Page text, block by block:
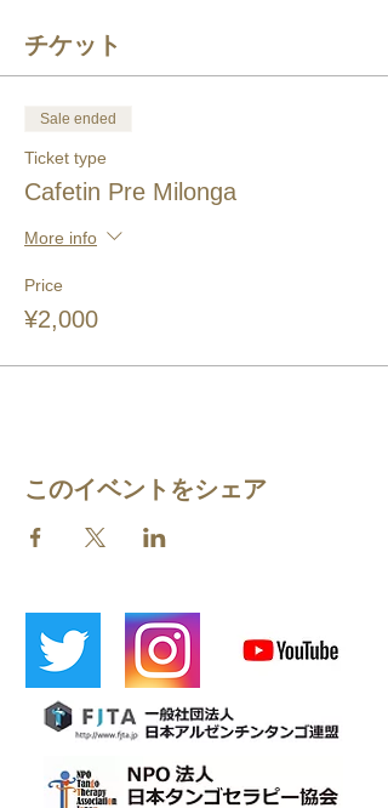
チケット
Sale ended
Ticket type
Cafetin Pre Milonga
More info
Price
¥2,000
このイベントをシェア